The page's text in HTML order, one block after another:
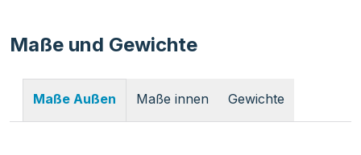
Maße und Gewichte
Maße Außen Maße innen Gewichte